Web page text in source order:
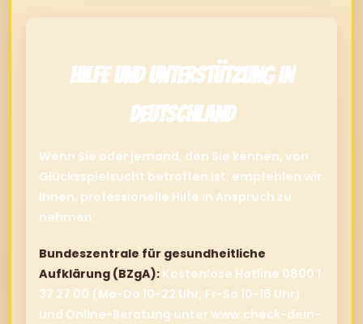
Hilfe und Unterstützung in
Deutschland
Wenn Sie oder jemand, den Sie kennen, von
Glücksspielsucht betroffen ist, empfehlen wir
Ihnen, professionelle Hilfe in Anspruch zu
nehmen:
Bundeszentrale für gesundheitliche
Aufklärung (BZgA): Kostenlose Hotline 0800 1
37 27 00 (Mo-Do 10-22 Uhr, Fr-So 10-18 Uhr)
und Online-Beratung unter www.check-dein-